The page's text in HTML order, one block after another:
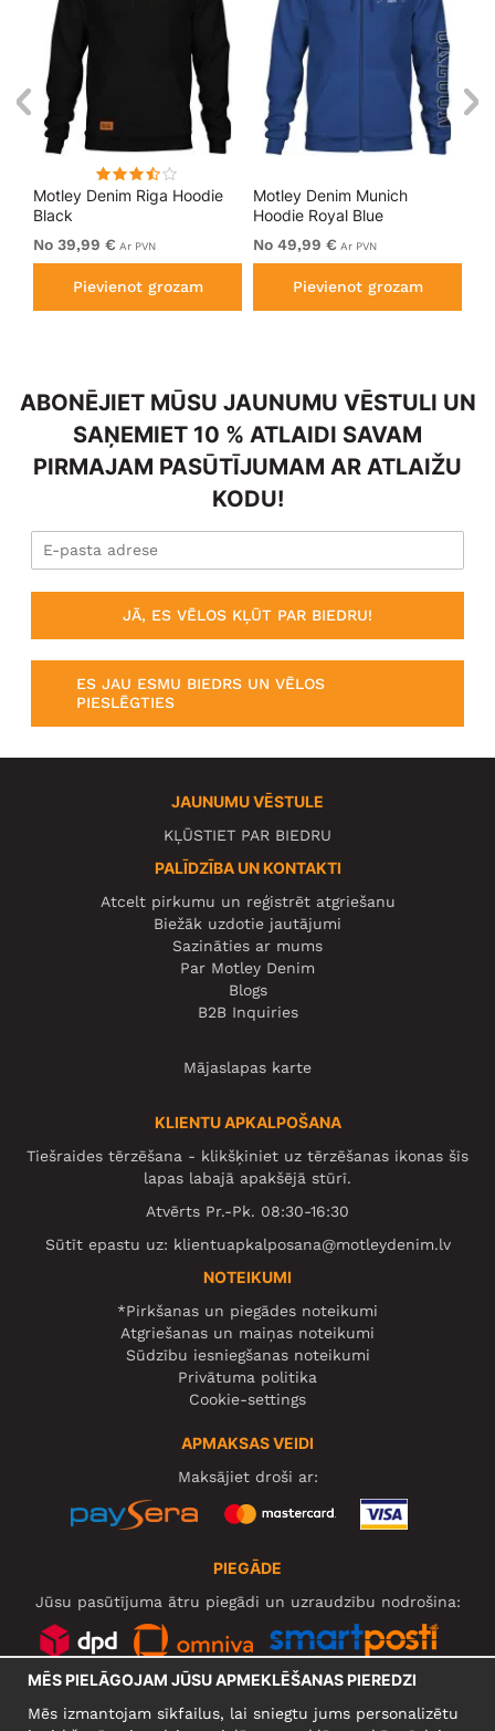
Motley Denim Riga Hoodie
Black
No 39,99 € Ar PVN
Pievienot grozam
Motley Denim Munich
Hoodie Royal Blue
No 49,99 € Ar PVN
Pievienot grozam
ABONĒJIET MŪSU JAUNUMU VĒSTULI UN
SAŅEMIET 10 % ATLAIDI SAVAM
PIRMAJAM PASŪTĪJUMAM AR ATLAIŽU
KODU!
JĀ, ES VĒLOS KĻŪT PAR BIEDRU!
ES JAU ESMU BIEDRS UN VĒLOS
PIESLĒGTIES
JAUNUMU VĒSTULE
KĻŪSTIET PAR BIEDRU
PALĪDZĪBA UN KONTAKTI
Atcelt pirkumu un reģistrēt atgriešanu
Biežāk uzdotie jautājumi
Sazināties ar mums
Par Motley Denim
Blogs
B2B Inquiries
Mājaslapas karte
KLIENTU APKALPOŠANA
Tiešraides tērzēšana - klikšķiniet uz tērzēšanas ikonas šīs
lapas labajā apakšējā stūrī.
Atvērts Pr.-Pk. 08:30-16:30
Sūtīt epastu uz: klientuapkalposana@motleydenim.lv
NOTEIKUMI
*Pirkšanas un piegādes noteikumi
Atgriešanas un maiņas noteikumi
Sūdzību iesniegšanas noteikumi
Privātuma politika
Cookie-settings
APMAKSAS VEIDI
Maksājiet droši ar:
PIEGĀDE
Jūsu pasūtījuma ātru piegādi un uzraudzību nodrošina:
MĒS PIELĀGOJAM JŪSU APMEKLĒŠANAS PIEREDZI
Mēs izmantojam sīkfailus, lai sniegtu jums personalizētu